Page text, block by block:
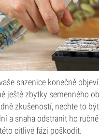
sazenice konečně
ještě zbytky semenného
zkušeností, nechte to
a snaha odstranit ho
citlivé fázi poškodit.